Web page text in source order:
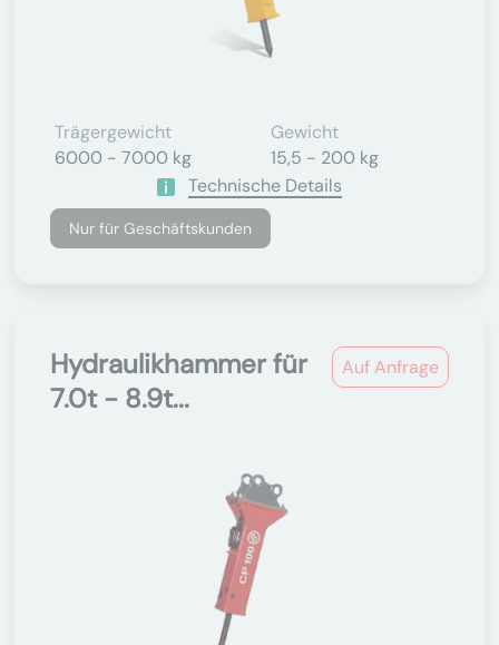
Trägergewicht
6000 - 7000 kg
Gewicht
15,5 - 200 kg
Technische Details
Nur für Geschäftskunden
Auf Anfrage
Hydraulikhammer für
7.0t - 8.9t...